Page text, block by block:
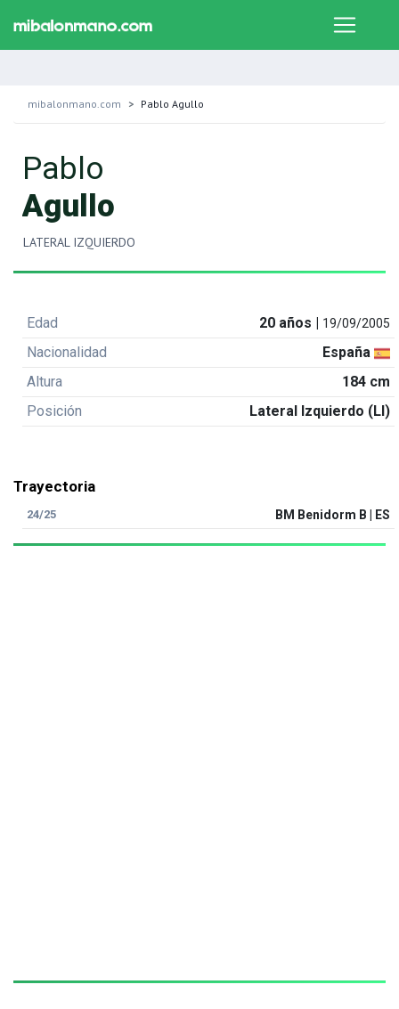
mibalonmano.com Pablo Agullo
Pablo
Agullo
LATERAL IZQUIERDO
Edad 20 años | 19/09/2005
Nacionalidad
España
Altura
184 cm
Posición
Lateral Izquierdo (LI)
Trayectoria
24/25 BM Benidorm B | ES